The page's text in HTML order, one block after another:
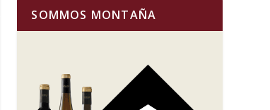
SOMMOS MONTAÑA